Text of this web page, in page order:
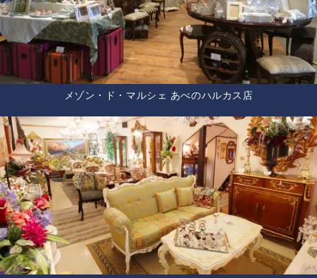
メゾン・ド・マルシェ あべのハルカス店